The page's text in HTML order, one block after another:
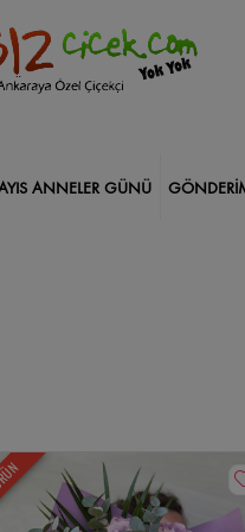
ANNELER GÜNÜ
Çiçekçi Söz/Nişan/Düğün Yıl
Lilyum Keçiören Çiçekçi